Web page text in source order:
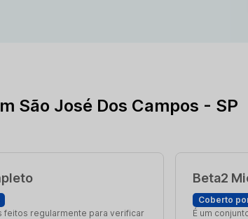
São José Dos Campos - SP
feitos regularmente para verificar
Beta2
Coberto
É um